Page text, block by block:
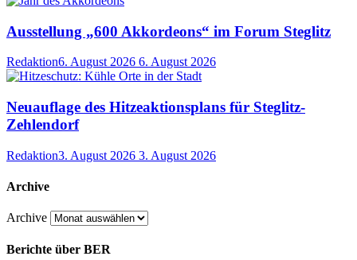
Ausstellung „600 Akkordeons“ im Forum Steglitz
Redaktion6. August 2026 6. August 2026
Neuauflage des Hitzeaktionsplans für Steglitz-
Zehlendorf
Redaktion3. August 2026 3. August 2026
Archive
Archive
Berichte über BER